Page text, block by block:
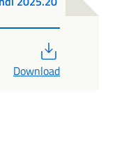
Download